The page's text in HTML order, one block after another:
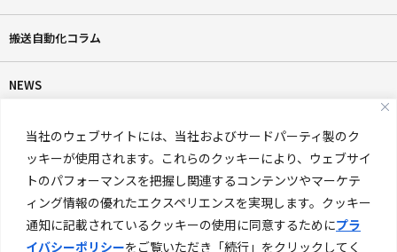
当社のウェブサイトには、当社およびサードパーティ製のク
ッキーが使用されます。これらのクッキーにより、ウェブサイ
トのパフォーマンスを把握し関連するコンテンツやマーケテ
ィング情報の優れたエクスペリエンスを実現します。クッキー
通知に記載されているクッキーの使用に同意するためにプラ
イバシーポリシーをご覧いただき「続行」をクリックしてく
搬送自動化コラム
NEWS
AMR超入門ダウンロード
製品カタログダウンロード
AMR活用ガイドブックダウンロード